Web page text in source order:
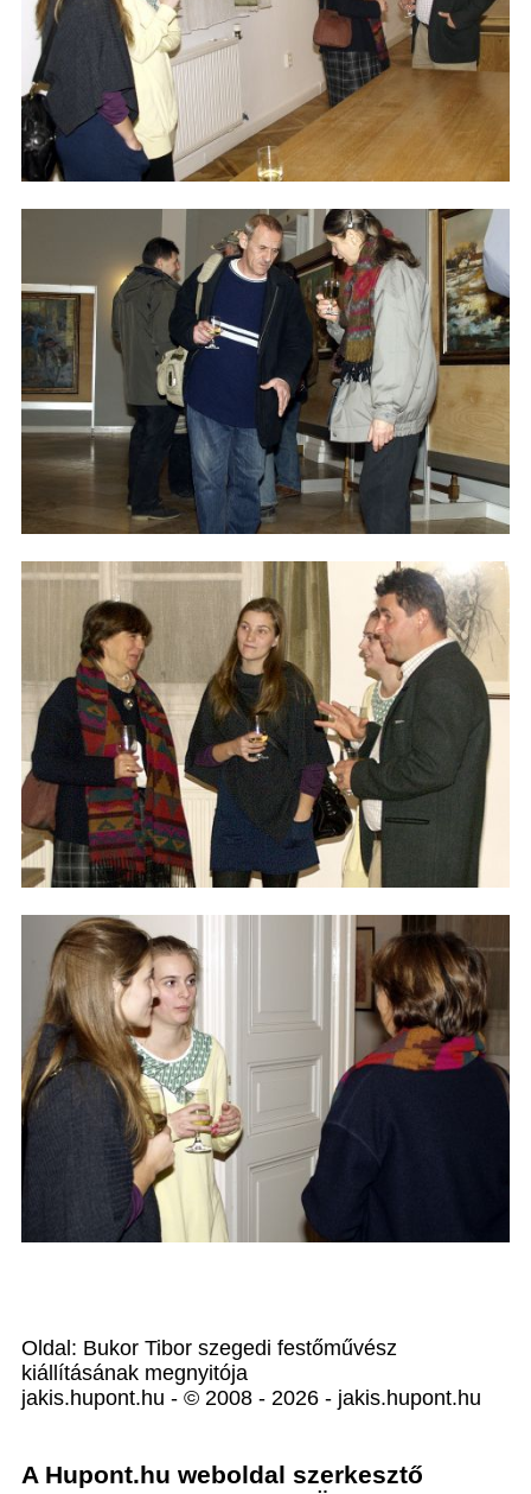
Oldal: Bukor Tibor szegedi festőművész
kiállításának megnyitója
jakis.hupont.hu - © 2008 - 2026 - jakis.hupont.hu
A Hupont.hu weboldal szerkesztő